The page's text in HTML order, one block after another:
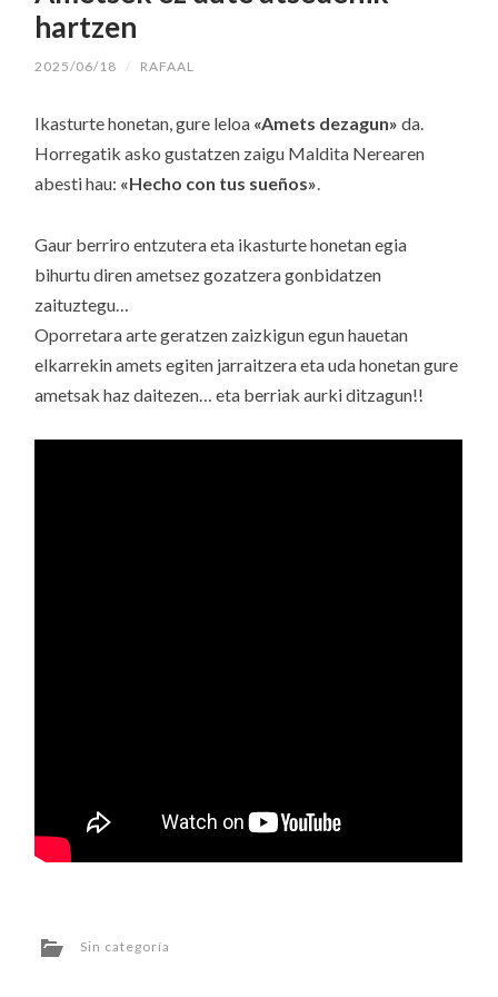
hartzen
2025/06/18 / RAFAAL
Ikasturte honetan, gure leloa «Amets dezagun» da.
Horregatik asko gustatzen zaigu Maldita Nerearen
abesti hau: «Hecho con tus sueños».
Gaur berriro entzutera eta ikasturte honetan egia
bihurtu diren ametsez gozatzera gonbidatzen
zaituztegu…
Oporretara arte geratzen zaizkigun egun hauetan
elkarrekin amets egiten jarraitzera eta uda honetan gure
ametsak haz daitezen… eta berriak aurki ditzagun!!
Sin categoría